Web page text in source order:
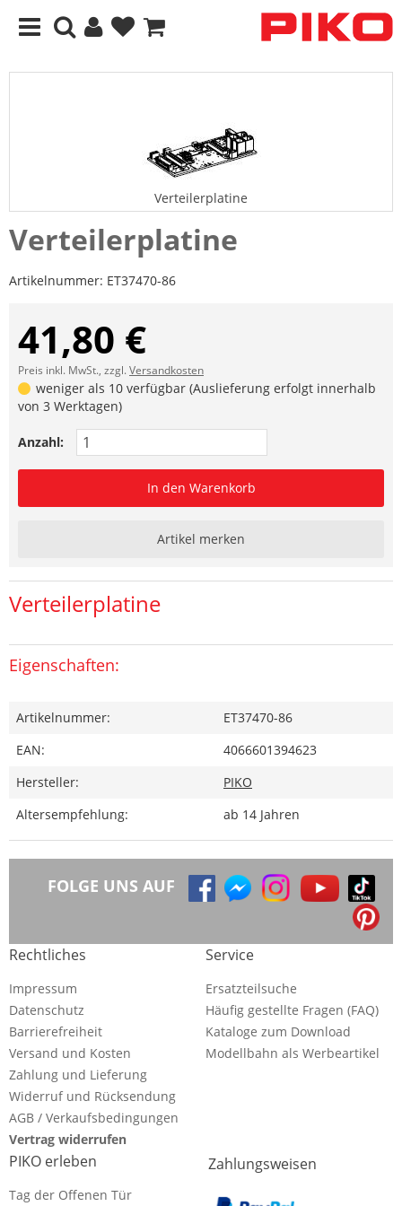
Verteilerplatine
Verteilerplatine
Artikelnummer: ET37470-86
41,80 €
Preis inkl. MwSt., zzgl.Versandkosten
weniger als 10 verfügbar (Auslieferung erfolgt innerhalb
von 3 Werktagen)
Anzahl:
In den Warenkorb
Artikel merken
Verteilerplatine
Eigenschaften:
Artikelnummer:
ET37470-86
EAN:
4066601394623
Hersteller:
PIKO
Altersempfehlung:
ab 14 Jahren
FOLGE UNS AUF
Rechtliches
Impressum
Datenschutz
Barrierefreiheit
Versand und Kosten
Zahlung und Lieferung
Widerruf und Rücksendung
AGB / Verkaufsbedingungen
Vertrag widerrufen
Service
Ersatzteilsuche
Häufig gestellte Fragen (FAQ)
Kataloge zum Download
Modellbahn als Werbeartikel
PIKO erleben
Tag der Offenen Tür
Zahlungsweisen